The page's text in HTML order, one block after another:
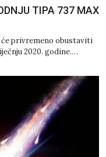
TIPA 737 MAX
će privremeno obustaviti
2020. godine.…